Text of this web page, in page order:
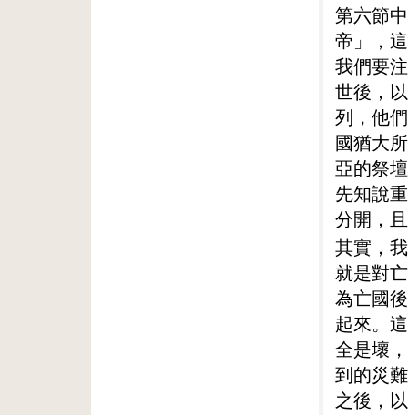
第六節
帝」，
我們要
世後，
列，他
國猶大
亞的祭
先知說
分開，
其實，
就是對
為亡國
起來。
全是壞
到的災
之後，